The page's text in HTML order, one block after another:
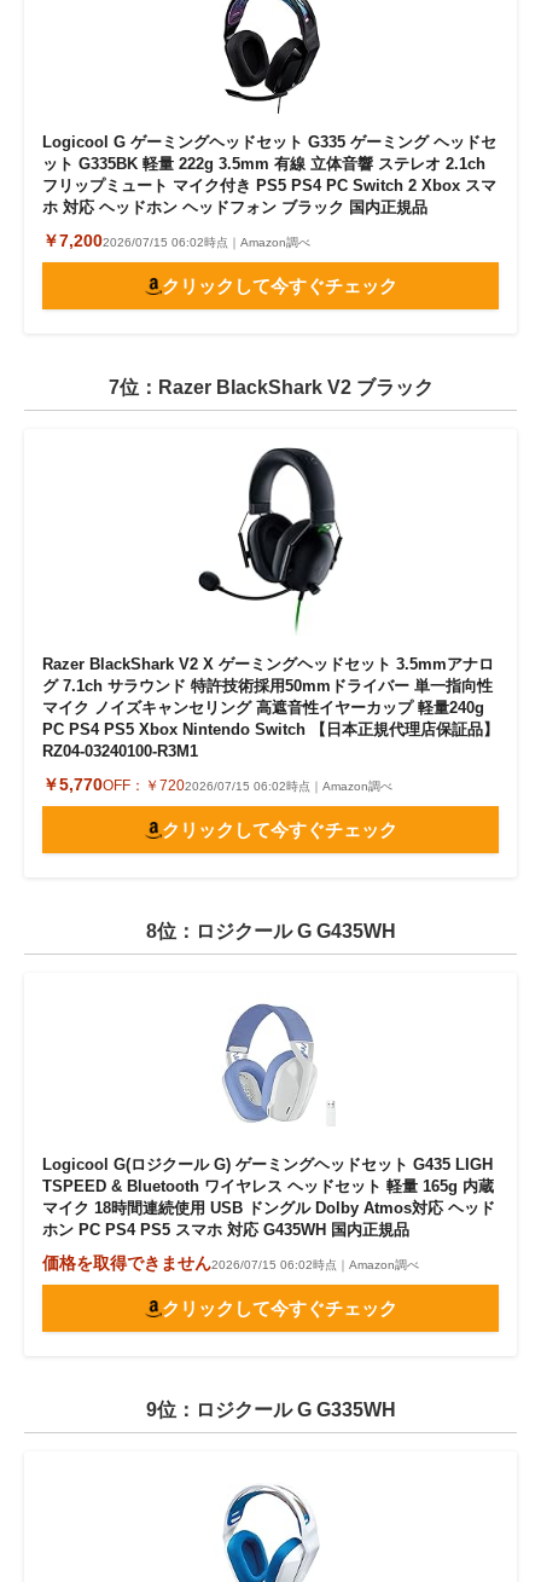
Logicool G ゲーミングヘッドセット G335 ゲーミング ヘッドセ
ット G335BK 軽量 222g 3.5mm 有線 立体音響 ステレオ 2.1ch
フリップミュート マイク付き PS5 PS4 PC Switch 2 Xbox スマ
ホ 対応 ヘッドホン ヘッドフォン ブラック 国内正規品
￥7,2002026/07/15 06:02時点｜Amazon調べ
クリックして今すぐチェック
7位：Razer BlackShark V2 ブラック
Razer BlackShark V2 X ゲーミングヘッドセット 3.5mmアナロ
グ 7.1ch サラウンド 特許技術採用50mmドライバー 単一指向性
マイク ノイズキャンセリング 高遮音性イヤーカップ 軽量240g
PC PS4 PS5 Xbox Nintendo Switch 【日本正規代理店保証品】
RZ04-03240100-R3M1
￥5,770OFF： ￥7202026/07/15 06:02時点｜Amazon調べ
クリックして今すぐチェック
8位：ロジクール G G435WH
Logicool G(ロジクール G) ゲーミングヘッドセット G435 LIGH
TSPEED & Bluetooth ワイヤレス ヘッドセット 軽量 165g 内蔵
マイク 18時間連続使用 USB ドングル Dolby Atmos対応 ヘッド
ホン PC PS4 PS5 スマホ 対応 G435WH 国内正規品
価格を取得できません2026/07/15 06:02時点｜Amazon調べ
クリックして今すぐチェック
9位：ロジクール G G335WH